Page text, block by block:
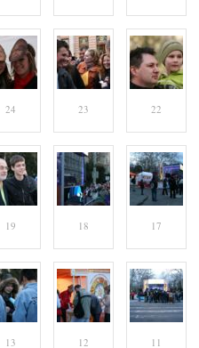
24 23 22
19 18 17
13 12 11